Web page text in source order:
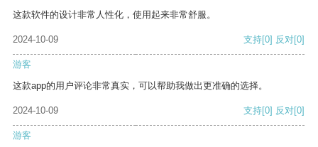
这款软件的设计非常人性化，使用起来非常舒服。
2024-10-09 支持[0] 反对[0]
游客
这款app的用户评论非常真实，可以帮助我做出更准确的选择。
2024-10-09 支持[0] 反对[0]
游客